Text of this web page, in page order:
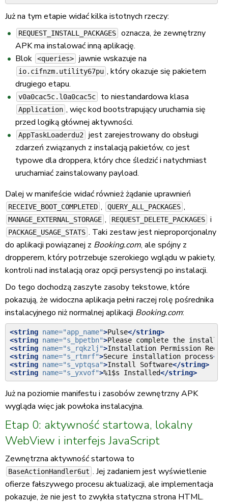
Już na tym etapie widać kilka istotnych rzeczy:
REQUEST_INSTALL_PACKAGES
oznacza, że zewnętrzny
APK ma instalować inną aplikację.
Blok
<queries> jawnie wskazuje na
io.cifnzm.utility67pu , który okazuje się pakietem
drugiego etapu.
v0a0cac5c.l0a0cac5c to niestandardowa klasa
Application , więc kod bootstrapujący uruchamia się
przed logiką głównej aktywności.
AppTaskLoaderdu2
jest zarejestrowany do obsługi
zdarzeń związanych z instalacją pakietów, co jest
typowe dla droppera, który chce śledzić i natychmiast
uruchamiać zainstalowany payload.
Dalej w manifeście widać również żądanie uprawnień
RECEIVE_BOOT_COMPLETED , QUERY_ALL_PACKAGES ,
MANAGE_EXTERNAL_STORAGE , REQUEST_DELETE_PACKAGES i
PACKAGE_USAGE_STATS . Taki zestaw jest nieproporcjonalny
do aplikacji powiązanej z Booking.com, ale spójny z
dropperem, który potrzebuje szerokiego wglądu w pakiety,
kontroli nad instalacją oraz opcji persystencji po instalacji.
Do tego dochodzą zaszyte zasoby tekstowe, które
pokazują, że widoczna aplikacja pełni raczej rolę pośrednika
instalacyjnego niż normalnej aplikacji Booking.com:
<string name="app_name">Pulse</string>
<string name="s_bpetbn">Please complete the
<string name="s_rqkzlj">Installation Permission
<string name="s_rtmrf">Secure installation process</
<string name="s_vptqsa">Install Software</string>
<string name="s_yxvof">%1$s Installed</string>
Już na poziomie manifestu i zasobów zewnętrzny APK
wygląda więc jak powłoka instalacyjna.
Etap 0: aktywność startowa, lokalny
WebView i interfejs JavaScript
Zewnętrzna aktywność startowa to
BaseActionHandler6ut . Jej zadaniem jest wyświetlenie
ofierze fałszywego procesu aktualizacji, ale implementacja
pokazuje, że nie jest to zwykła statyczna strona HTML.